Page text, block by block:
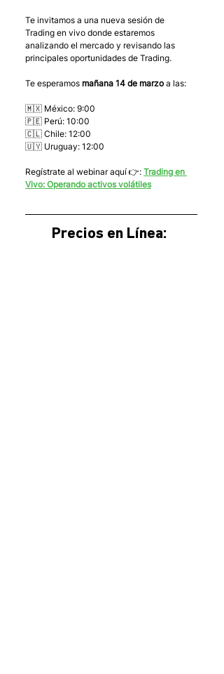
Te invitamos a una nueva sesión de
Trading en vivo donde estaremos
analizando el mercado y revisando las
principales oportunidades de Trading.
Te esperamos mañana 14 de marzo a las:
🇲🇽 México: 9:00
🇵🇪 Perú: 10:00
🇨🇱 Chile: 12:00
🇺🇾 Uruguay: 12:00
Regístrate al webinar aquí 👉: Trading en
Vivo: Operando activos volátiles
Precios en Línea: